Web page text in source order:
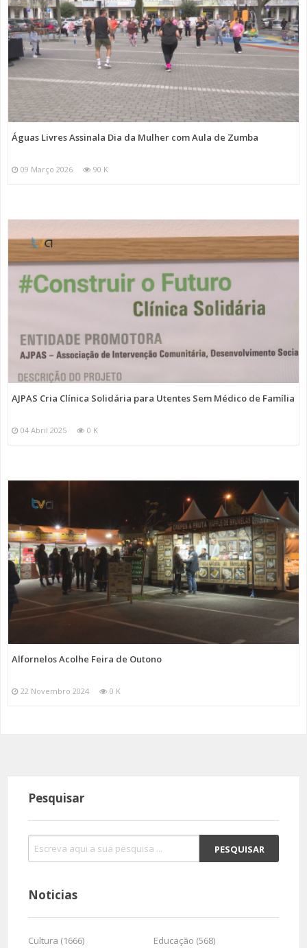
Águas Livres Assinala Dia da Mulher com Aula de Zumba
09 Março 2026 90 K
AJPAS Cria Clínica Solidária para Utentes Sem Médico de Família
04 Abril 2025 0 K
Alfornelos Acolhe Feira de Outono
22 Novembro 2024 0 K
Pesquisar
Noticias
Cultura (1666)
Educação (568)